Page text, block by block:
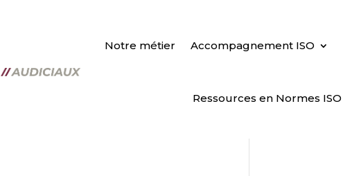
Notre métier Accompagnement ISO
Ressources en Normes ISO